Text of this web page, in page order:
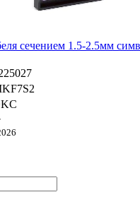
сечением 1.5-2.5мм